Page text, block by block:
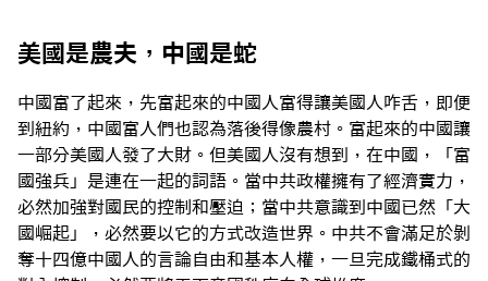
美國是農夫，中國是蛇
中國富了起來，先富起來的中國人富得讓美國人咋舌，即便
到紐約，中國富人們也認為落後得像農村。富起來的中國讓
一部分美國人發了大財。但美國人沒有想到，在中國，「富
國強兵」是連在一起的詞語。當中共政權擁有了經濟實力，
必然加強對國民的控制和壓迫；當中共意識到中國已然「大
國崛起」，必然要以它的方式改造世界。中共不會滿足於剝
奪十四億中國人的言論自由和基本人權，一旦完成鐵桶式的